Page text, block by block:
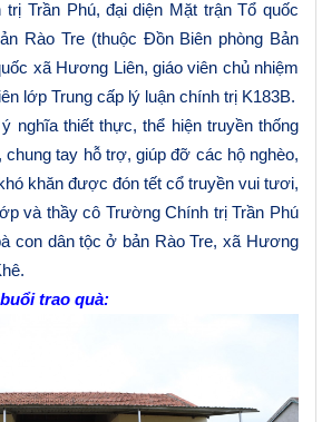
trị Trần Phú, đại diện Mặt trận Tổ quốc
Rào Tre (thuộc Đồn Biên phòng Bản
xã Hương Liên, giáo viên chủ nhiệm
lớp Trung cấp lý luận chính trị K183B.
nghĩa thiết thực, thể hiện truyền thống
tay hỗ trợ, giúp đỡ các hộ nghèo,
khăn được đón tết cổ truyền vui tươi,
và thầy cô Trường Chính trị Trần Phú
con dân tộc ở bản Rào Tre, xã Hương
.
trao quà: